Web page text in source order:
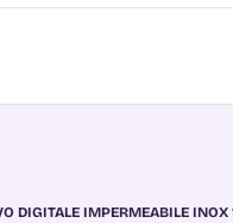
DIGITALE IMPERMEABILE INOX